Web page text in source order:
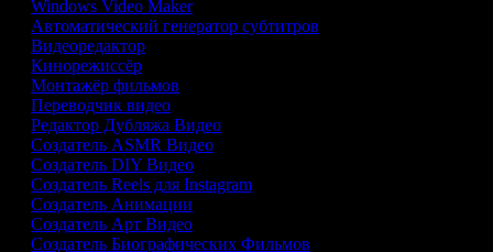
Windows Video Maker
Автоматический генератор субтитров
Видеоредактор
Кинорежиссёр
Монтажёр фильмов
Переводчик видео
Редактор Дубляжа Видео
Создатель ASMR Видео
Создатель DIY Видео
Создатель Reels для Instagram
Создатель Анимации
Создатель Арт Видео
Создатель Биографических Фильмов